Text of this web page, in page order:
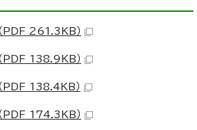
PDF 261.3KB）
PDF 138.9KB）
PDF 138.4KB）
PDF 174.3KB）